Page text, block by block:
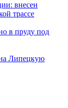
внесен
трассе
в пруду под
на Липецкую